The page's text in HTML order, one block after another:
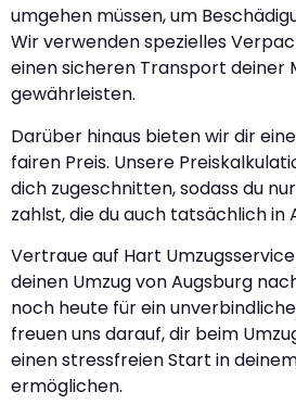
umgehen müssen, um
Wir verwenden spezielles
einen sicheren Transport deiner
gewährleisten.
Darüber hinaus bieten wir dir
fairen Preis. Unsere
dich zugeschnitten, sodass du
zahlst, die du auch tatsächlich in
Vertraue auf Hart
deinen Umzug von Augsburg
noch heute für ein
freuen uns darauf, dir beim
einen stressfreien Start in
ermöglichen.